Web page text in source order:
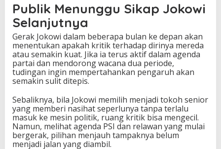
Publik Menunggu Sikap Jokowi
Selanjutnya
Gerak Jokowi dalam beberapa bulan ke depan akan
menentukan apakah kritik terhadap dirinya mereda
atau semakin kuat. Jika ia terus aktif dalam agenda
partai dan mendorong wacana dua periode,
tudingan ingin mempertahankan pengaruh akan
semakin sulit ditepis.
Sebaliknya, bila Jokowi memilih menjadi tokoh senior
yang memberi nasihat seperlunya tanpa terlalu
masuk ke mesin politik, ruang kritik bisa mengecil.
Namun, melihat agenda PSI dan relawan yang mulai
bergerak, pilihan menjauh tampaknya belum
menjadi jalan yang diambil.